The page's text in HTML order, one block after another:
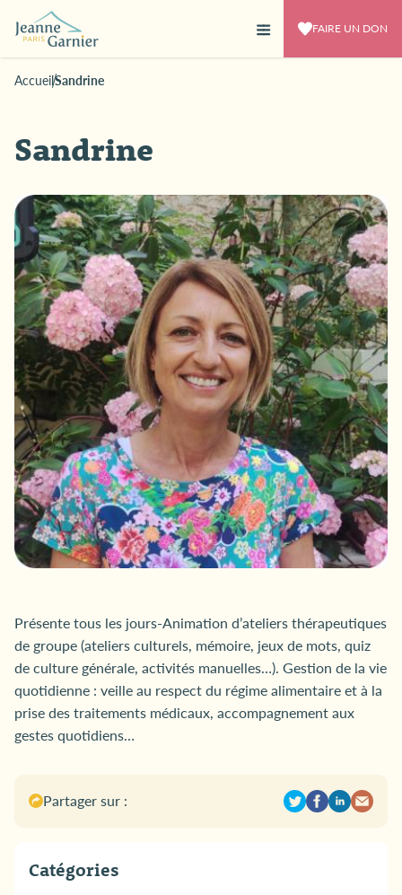
FAIRE UN DON
AccueilSandrine
Sandrine
Présente tous les jours-Animation d’ateliers thérapeutiques
de groupe (ateliers culturels, mémoire, jeux de mots, quiz
de culture générale, activités manuelles…). Gestion de la vie
quotidienne : veille au respect du régime alimentaire et à la
prise des traitements médicaux, accompagnement aux
gestes quotidiens…
Partager sur :
Catégories